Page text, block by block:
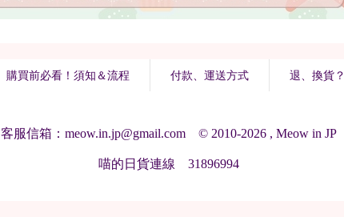
購買前必看！須知＆流程 付款、運送方式 退、換貨？
客服信箱：meow.in.jp@gmail.com © 2010-2026 , Meow in JP
喵的日貨連線 31896994